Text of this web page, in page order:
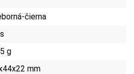
čierna
g
mm